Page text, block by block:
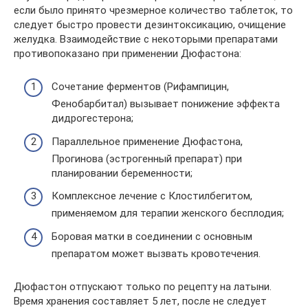
если было принято чрезмерное количество таблеток, то
следует быстро провести дезинтоксикацию, очищение
желудка. Взаимодействие с некоторыми препаратами
противопоказано при применении Дюфастона:
Сочетание ферментов (Рифампицин,
Фенобарбитал) вызывает понижение эффекта
дидрогестерона;
Параллельное применение Дюфастона,
Прогинова (эстрогенный препарат) при
планировании беременности;
Комплексное лечение с Клостилбегитом,
применяемом для терапии женского бесплодия;
Боровая матки в соединении с основным
препаратом может вызвать кровотечения.
Дюфастон отпускают только по рецепту на латыни.
Время хранения составляет 5 лет, после не следует